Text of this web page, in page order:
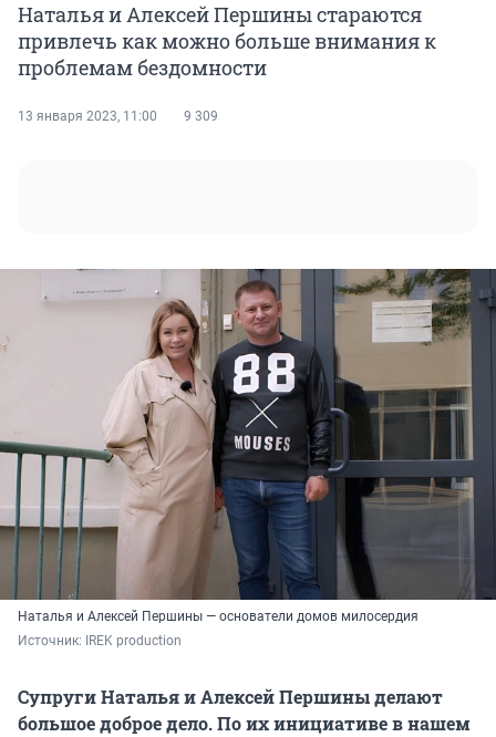
Наталья и Алексей Першины стараются
привлечь как можно больше внимания к
проблемам бездомности
13 января 2023, 11:00 9 309
Наталья и Алексей Першины — основатели домов милосердия
Источник:
IREK production
Супруги Наталья и Алексей Першины делают
большое доброе дело. По их инициативе в нашем